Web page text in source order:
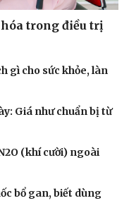
Việt
trong điều trị
gì cho sức khỏe, làn
Giá như chuẩn bị từ
(khí cười) ngoài
bổ gan, biết dùng